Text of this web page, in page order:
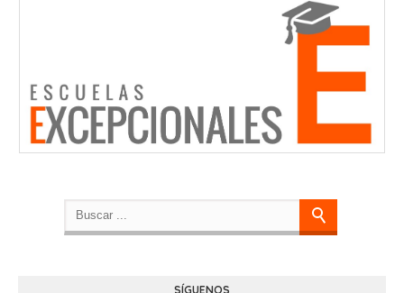
SÍGUENOS